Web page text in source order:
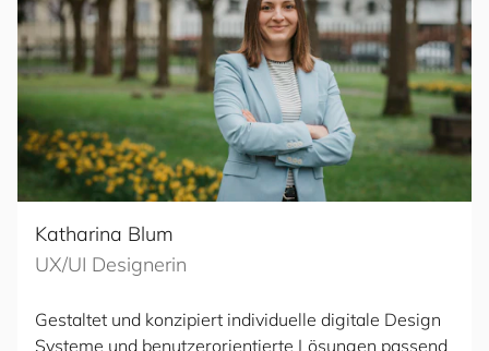
Katharina Blum
UX/UI Designerin
Gestaltet und konzipiert individuelle digitale Design
Systeme und benutzerorientierte Lösungen passend